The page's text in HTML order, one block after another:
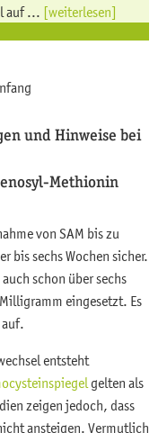
auf ... [weiterlesen]
und Hinweise bei
Methionin
von SAM bis zu
bis sechs Wochen sicher.
schon über sechs
eingesetzt. Es
entsteht
gelten als
zeigen jedoch, dass
ansteigen. Vermutlich